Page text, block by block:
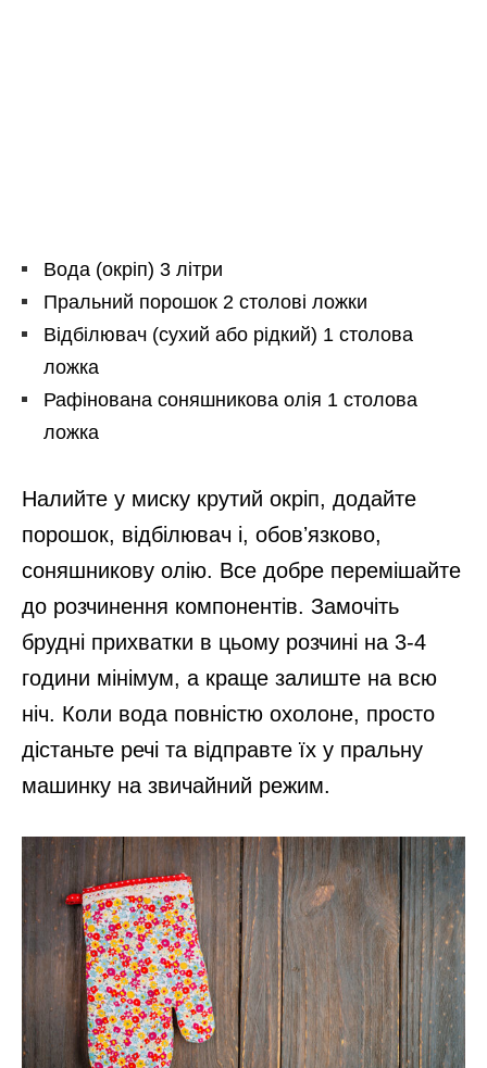
Вода (окріп) 3 літри
Пральний порошок 2 столові ложки
Відбілювач (сухий або рідкий) 1 столова
ложка
Рафінована соняшникова олія 1 столова
ложка
Налийте у миску крутий окріп, додайте
порошок, відбілювач і, обовʼязково,
соняшникову олію. Все добре перемішайте
до розчинення компонентів. Замочіть
брудні прихватки в цьому розчині на 3-4
години мінімум, а краще залиште на всю
ніч. Коли вода повністю охолоне, просто
дістаньте речі та відправте їх у пральну
машинку на звичайний режим.